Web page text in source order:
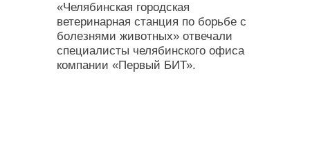
«Челябинская городская
ветеринарная станция по борьбе с
болезнями животных» отвечали
специалисты челябинского офиса
компании «Первый БИТ».